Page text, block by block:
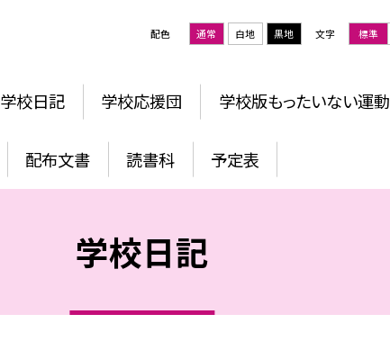
配色 通常 白地 黒地 文字 標準
学校日記 学校応援団 学校版もったいない運動
配布文書 読書科 予定表
学校日記